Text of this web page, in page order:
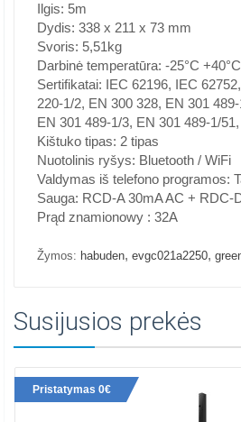
Ilgis: 5m
Dydis: 338 x 211 x 73 mm
Svoris: 5,51kg
Darbinė temperatūra: -25°C +40°C
Sertifikatai: IEC 62196, IEC
220-1/2, EN 300 328, EN 301
EN 301 489-1/3, EN 301 489-1/
Kištuko tipas: 2 tipas
Nuotolinis ryšys: Bluetooth / WiFi
Valdymas iš telefono programos:
Sauga: RCD-A 30mA AC + RDC-
Prąd znamionowy : 32A
Žymos: habuden, evgc021a2250,
Susijusios prekės
Pristatymas 0€